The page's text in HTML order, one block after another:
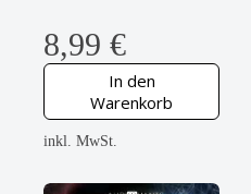
8,99 €
In den
Warenkorb
inkl. MwSt.